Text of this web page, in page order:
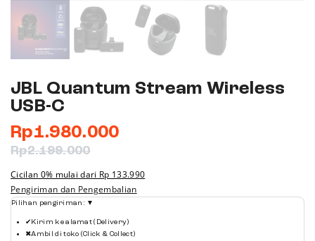
JBL Quantum Stream Wireless
USB-C
Rp1.980.000
Rp2.199.000
Cicilan 0% mulai dari Rp 133.990
Pengiriman dan Pengembalian
Pilihan pengiriman: ▼
✔ Kirim ke alamat (Delivery)
✖Ambil di toko (Click & Collect)